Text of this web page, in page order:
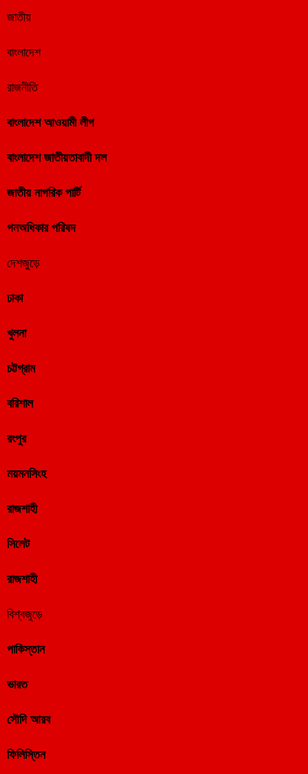
জাতীয়
বাংলাদেশ
রাজনীতি
বাংলাদেশ আওয়ামী লীগ
বাংলাদেশ জাতীয়তাবাদী দল
জাতীয় নাগরিক পার্টি
গনঅধিকার পরিষদ
দেশজুড়ে
ঢাকা
খুলনা
চট্টগ্রাম
বরিশাল
রংপুর
ময়মনসিংহ
রাজশাহী
সিলেট
রাজশাহী
বিশ্বজুড়ে
পাকিস্তান
ভারত
সৌদি আরব
ফিলিস্তিন